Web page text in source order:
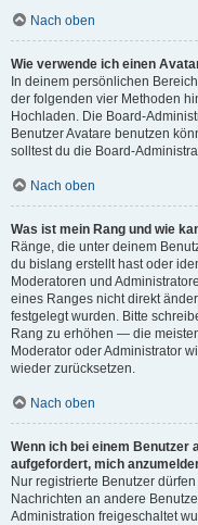
Nach oben
Wie verwende ich einen
In deinem persönlichen
der folgenden vier Methoden
Hochladen. Die Board-
Benutzer Avatare benutzen
solltest du die Board-
Nach oben
Was ist mein Rang und wie
Ränge, die unter deinem
du bislang erstellt hast oder
Moderatoren und
eines Ranges nicht direkt
festgelegt wurden. Bitte
Rang zu erhöhen — die
Moderator oder Administrator
wieder zurücksetzen.
Nach oben
Wenn ich bei einem Benutzer
aufgefordert, mich
Nur registrierte Benutzer
Nachrichten an andere
Administration freigeschaltet